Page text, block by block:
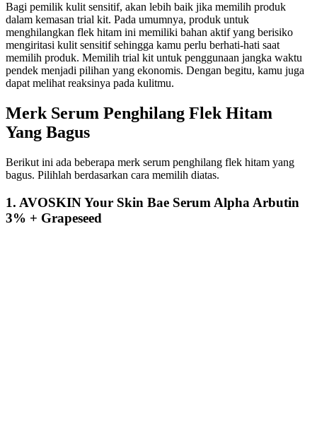
Bagi pemilik kulit sensitif, akan lebih baik jika memilih produk
dalam kemasan trial kit. Pada umumnya, produk untuk
menghilangkan flek hitam ini memiliki bahan aktif yang berisiko
mengiritasi kulit sensitif sehingga kamu perlu berhati-hati saat
memilih produk. Memilih trial kit untuk penggunaan jangka waktu
pendek menjadi pilihan yang ekonomis. Dengan begitu, kamu juga
dapat melihat reaksinya pada kulitmu.
Merk Serum Penghilang Flek Hitam
Yang Bagus
Berikut ini ada beberapa merk serum penghilang flek hitam yang
bagus. Pilihlah berdasarkan cara memilih diatas.
1. AVOSKIN Your Skin Bae Serum Alpha Arbutin
3% + Grapeseed